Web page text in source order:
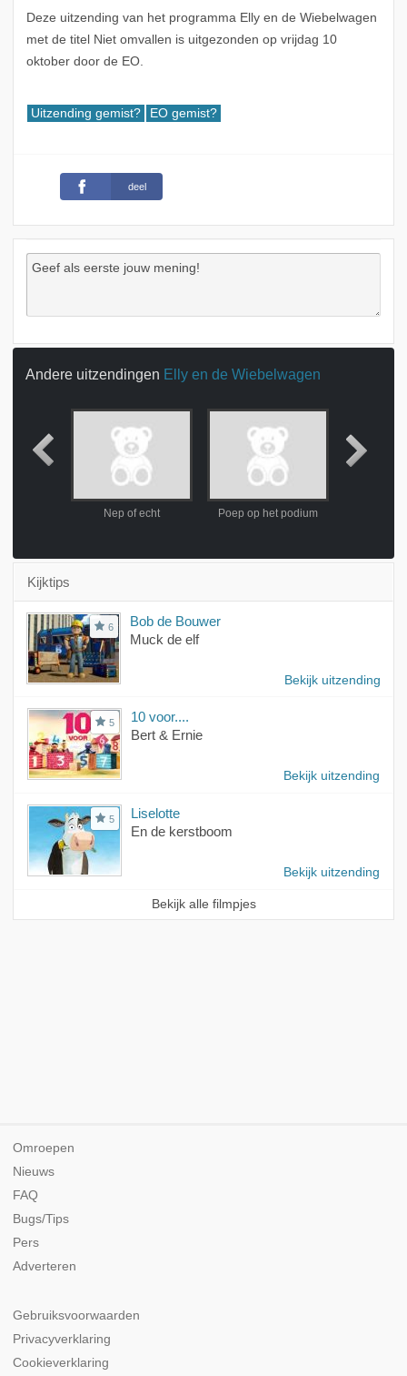
Deze uitzending van het programma Elly en de Wiebelwagen
met de titel Niet omvallen is uitgezonden op vrijdag 10
oktober door de EO.
Uitzending gemist? EO gemist?
deel
Andere uitzendingen Elly en de Wiebelwagen
Nep of echt Poep op het podium
Kijktips
6
Bob de Bouwer
Muck de elf
Bekijk uitzending
5
10 voor....
Bert & Ernie
Bekijk uitzending
5
Liselotte
En de kerstboom
Bekijk uitzending
Bekijk alle filmpjes
Omroepen
Nieuws
FAQ
Bugs/Tips
Pers
Adverteren
Gebruiksvoorwaarden
Privacyverklaring
Cookieverklaring